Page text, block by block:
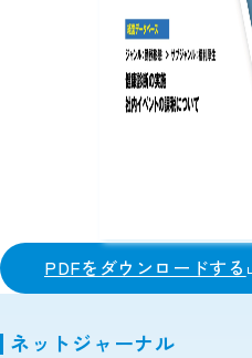
PDFをダウンロードする
ネットジャーナル